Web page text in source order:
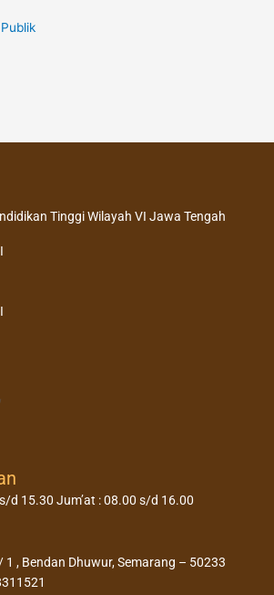
Tinggi Wilayah VI Jawa Tengah
d 15.30 Jum’at : 08.00 s/d 16.00
, Bendan Dhuwur, Semarang – 50233